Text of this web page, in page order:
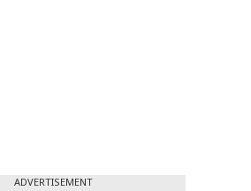
ADVERTISEMENT